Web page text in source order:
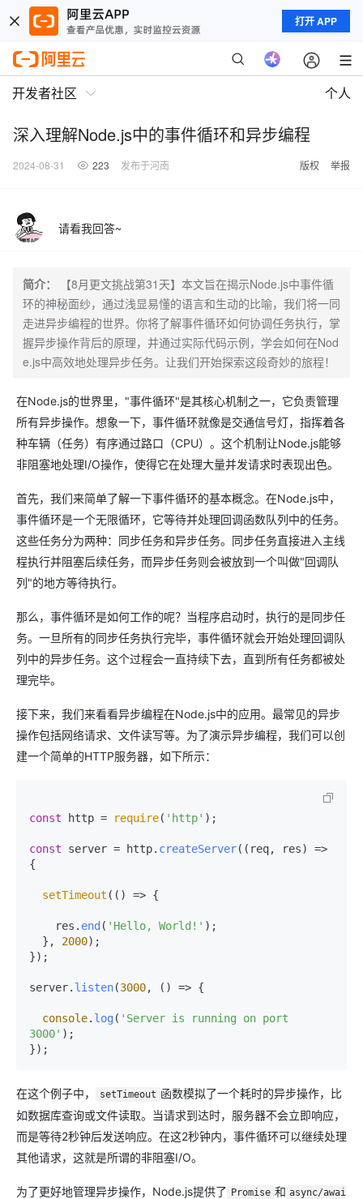
打开 APP
开发者社区 个人
深入理解Node.js中的事件循环和异步编程
2024-08-31 223 发布于河南 版权 举报
请看我回答~
简介：
【8月更文挑战第31天】本文旨在揭示Node.js中事件循
环的神秘面纱，通过浅显易懂的语言和生动的比喻，我们将一同
走进异步编程的世界。你将了解事件循环如何协调任务执行，掌
握异步操作背后的原理，并通过实际代码示例，学会如何在Nod
e.js中高效地处理异步任务。让我们开始探索这段奇妙的旅程！
在Node.js的世界里，"事件循环"是其核心机制之一，它负责管理
所有异步操作。想象一下，事件循环就像是交通信号灯，指挥着各
种车辆（任务）有序通过路口（CPU）。这个机制让Node.js能够
非阻塞地处理I/O操作，使得它在处理大量并发请求时表现出色。
首先，我们来简单了解一下事件循环的基本概念。在Node.js中，
事件循环是一个无限循环，它等待并处理回调函数队列中的任务。
这些任务分为两种：同步任务和异步任务。同步任务直接进入主线
程执行并阻塞后续任务，而异步任务则会被放到一个叫做"回调队
列"的地方等待执行。
那么，事件循环是如何工作的呢？当程序启动时，执行的是同步任
务。一旦所有的同步任务执行完毕，事件循环就会开始处理回调队
列中的异步任务。这个过程会一直持续下去，直到所有任务都被处
理完毕。
接下来，我们来看看异步编程在Node.js中的应用。最常见的异步
操作包括网络请求、文件读写等。为了演示异步编程，我们可以创
建一个简单的HTTP服务器，如下所示：
const http = require( 'http' );
const server = http. createServer( ( req, res) =>
{
setTimeout ( () => {
    res.
end ( 'Hello, World!' );
  },
2000);
});
server. listen(3000, () => {
console. log ( 'Server is running on port
3000' );
在这个例子中， setTimeout 函数模拟了一个耗时的异步操作，比
如数据库查询或文件读取。当请求到达时，服务器不会立即响应，
而是等待2秒钟后发送响应。在这2秒钟内，事件循环可以继续处理
其他请求，这就是所谓的非阻塞I/O。
为了更好地管理异步操作，Node.js提供了 Promise 和 async/awai